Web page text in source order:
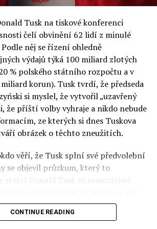
umělé inteligence budou na
oblastí. Fórum AI bude
tematickou trať skládající se z
workshopů a speciálních akcí.
klíčové otázky vlivu umělé
ale i v sektoru veřejných a
Budou se diskutovat problémy a
muset trh čelit tváří v tvář zásadním
Účastníci fóra také zváží, do
inteligence v mnoha oblastech života
obnovit konkurenceschopnost ve
ekonomikám a nutnosti zajistit
Tusk na tiskové konferenci
čelí obvinění 62 lidí z minulé
něj se řízení ohledně
výdajů týká 100 miliard zlotých
% polského státního rozpočtu a v
korun). Tusk tvrdí, že předseda
si myslel, že vytvořil „uzavřený
že příští volby vyhraje a nikdo nebude
ze kterých si dnes Tuskova
obrázek o těchto zneužitích.
věří, že Tusk splní své předvolební
se objevil průzkum, který to
stalo? Donald Tusk se samozřejmě
dohodu o stíhání členů PiS, a
předvedli. Andrzej Domański
CONTINUE READING